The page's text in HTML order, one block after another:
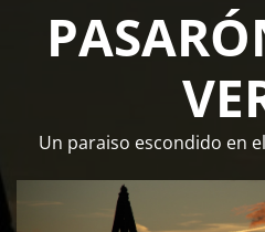
Un paraiso escondido en